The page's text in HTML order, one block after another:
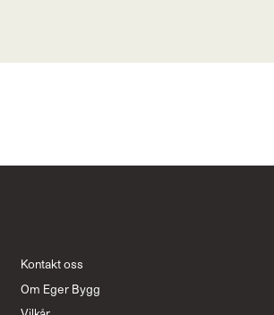
Kontakt oss
Om Eger Bygg